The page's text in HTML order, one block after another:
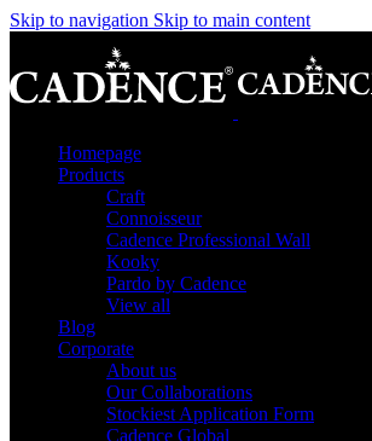
Skip to navigation Skip to main content
Homepage
Products
Craft
Connoisseur
Cadence Professional Wall
Kooky
Pardo by Cadence
View all
Blog
Corporate
About us
Our Collaborations
Stockiest Application Form
Cadence Global